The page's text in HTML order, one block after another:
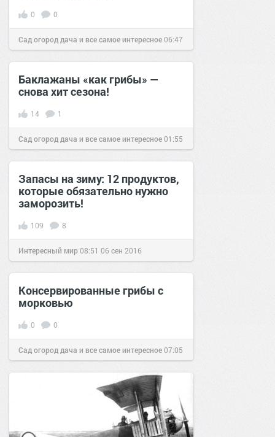
0 0
Сад огород дача и все самое интересное06:47
11 июл 2016
Баклажаны «как грибы» —
снова хит сезона!
14 1
Сад огород дача и все самое интересное01:55
28 май 2016
Запасы на зиму: 12 продуктов,
которые обязательно нужно
заморозить!
109 8
Интересный мир08:51 06 сен 2016
Консервированные грибы с
морковью
0 0
Сад огород дача и все самое интересное07:05
05 сен 2016